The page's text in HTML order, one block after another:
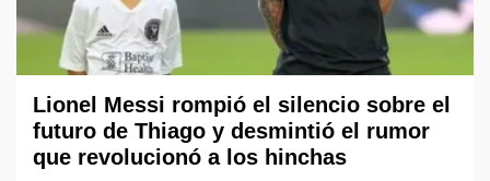
Lionel Messi rompió el silencio sobre el
futuro de Thiago y desmintió el rumor
que revolucionó a los hinchas